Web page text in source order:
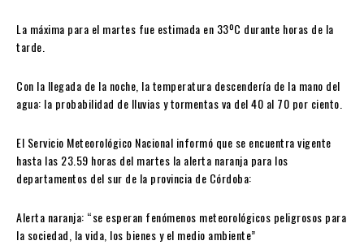
La máxima para el martes fue estimada en 33ºC durante horas de la
tarde.
Con la llegada de la noche, la temperatura descendería de la mano del
agua: la probabilidad de lluvias y tormentas va del 40 al 70 por ciento.
El Servicio Meteorológico Nacional informó que se encuentra vigente
hasta las 23.59 horas del martes la alerta naranja para los
departamentos del sur de la provincia de Córdoba:
Alerta naranja: “se esperan fenómenos meteorológicos peligrosos para
la sociedad, la vida, los bienes y el medio ambiente”